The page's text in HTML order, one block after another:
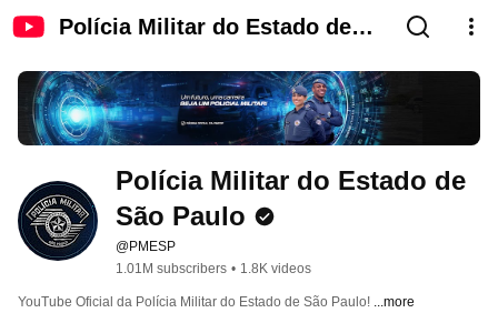
Polícia Militar do Estado de
Polícia Militar do Estado de
São Paulo
@PMESP
1.01M subscribers • 1.8K videos
YouTube Oficial da Polícia Militar do Estado de São Paulo! ...more